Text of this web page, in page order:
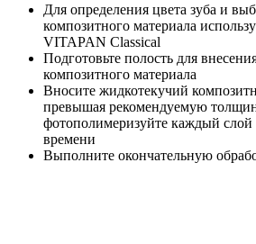
Для определения цвета зуба и
композитного материала
VITAPAN Classical
Подготовьте полость для
композитного материала
Вносите жидкотекучий
превышая рекомендуемую
фотополимеризуйте каждый слой
времени
Выполните окончательную